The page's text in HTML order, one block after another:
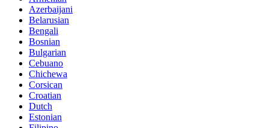
Azerbaijani
Belarusian
Bengali
Bosnian
Bulgarian
Cebuano
Chichewa
Corsican
Croatian
Dutch
Estonian